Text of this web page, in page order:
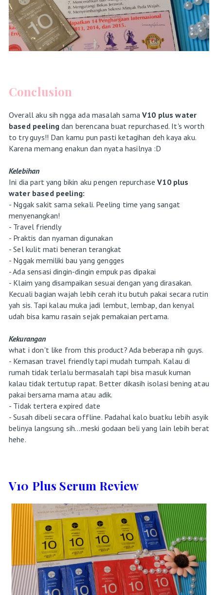
Conclusion
Overall aku sih ngga ada masalah sama V10 plus water
based peelingdan berencana buat repurchased. It's worth
to try guys!! Dan kamu pun pasti ketagihan deh kaya aku.
Karena memang enakun dan nyata hasilnya :D
Kelebihan
Ini dia part yang bikin aku pengen repurchaseV10 plus
water based peeling:
- Nggak sakit sama sekali. Peeling time yang sangat
menyenangkan!
- Travel friendly
- Praktis dan nyaman digunakan
- Sel kulit mati beneran terangkat
- Nggak memiliki bau yang gengges
- Ada sensasi dingin-dingin empuk pas dipakai
- Klaim yang disampaikan sesuai dengan yang dirasakan.
Kecuali bagian wajah lebih cerah itu butuh pakai secara rutin
yah sis. Tapi kalau muka jadi lembut, lembap, dan kenyal
udah bisa kamu rasain sejak pemakaian pertama.
Kekurangan
what i don't like from this product? Ada beberapa nih guys.
- Kemasan travel friendly tapi mudah tumpah. Kalau di
rumah tidak terlalu bermasalah tapi bisa masuk kuman
kalau tidak tertutup rapat. Better dikasih isolasi bening atau
pakai bersama mama atau adik.
- Tidak tertera expired date
- Susah dibeli secara offline. Padahal kalo buatku lebih asyik
belinya langsung sih...meski godaan beli yang lain lebih berat
hehe.
V10 Plus Serum Review